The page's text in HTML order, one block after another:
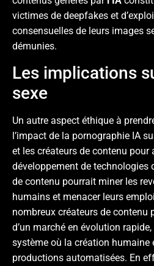
victimes de deepfakes et
consensuelles de leurs images
démunies.
Les implications
sexe
Un autre aspect éthique à
l’impact de la pornographie IA
et les créateurs de contenu pour
développement de technologies
de contenu pourrait miner les
humains et menacer leurs
nombreux créateurs de contenu
d’un marché en évolution
système où la création humaine
productions automatisées. En